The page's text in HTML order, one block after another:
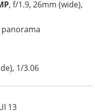
, f/1.9, 26mm (wide),
panorama
1/3.06
13